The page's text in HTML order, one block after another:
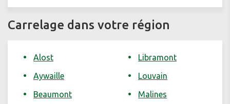
Carrelage dans votre région
Alost
Aywaille
Beaumont
Libramont
Louvain
Malines